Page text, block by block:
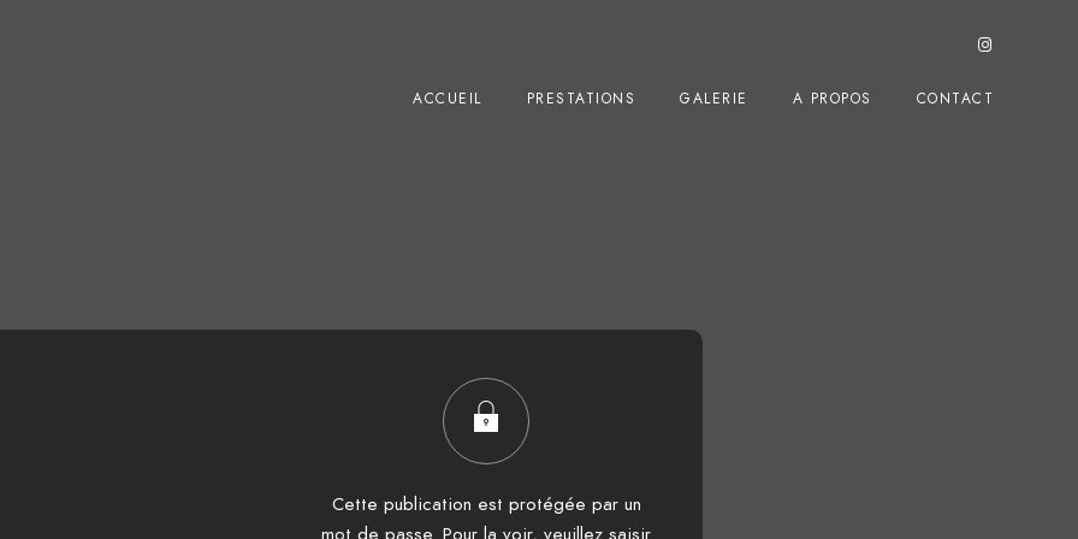
ACCUEIL PRESTATIONS GALERIE A PROPOS CONTACT
Cette publication est protégée par un
mot de passe. Pour la voir, veuillez saisir